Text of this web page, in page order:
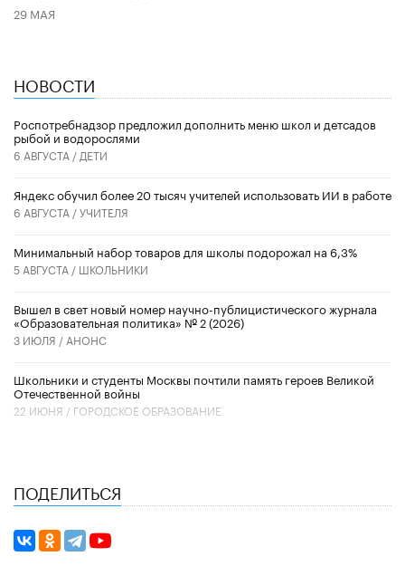
29 МАЯ
НОВОСТИ
Роспотребнадзор предложил дополнить меню школ и детсадов
рыбой и водорослями
6 АВГУСТА / ДЕТИ
​Яндекс обучил более 20 тысяч учителей использовать ИИ в работе
6 АВГУСТА /УЧИТЕЛЯ
Минимальный набор товаров для школы подорожал на 6,3%
5 АВГУСТА / ШКОЛЬНИКИ
Вышел в свет новый номер научно-публицистического журнала
«Образовательная политика» № 2 (2026)
3 ИЮЛЯ / АНОНС
Школьники и студенты Москвы почтили память героев Великой
Отечественной войны
22 ИЮНЯ / ГОРОДСКОЕ ОБРАЗОВАНИЕ
ПОДЕЛИТЬСЯ